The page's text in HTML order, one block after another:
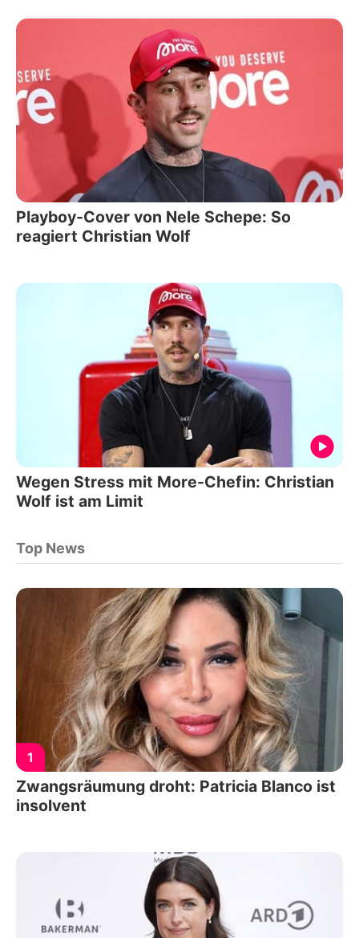
Playboy-Cover von Nele Schepe: So
reagiert Christian Wolf
Wegen Stress mit More-Chefin: Christian
Wolf ist am Limit
Top News
1
Zwangsräumung droht: Patricia Blanco ist
insolvent